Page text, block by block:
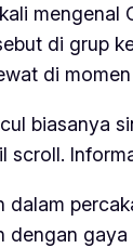
mengenal
di grup
di
biasanya
scroll.
dalam
dengan